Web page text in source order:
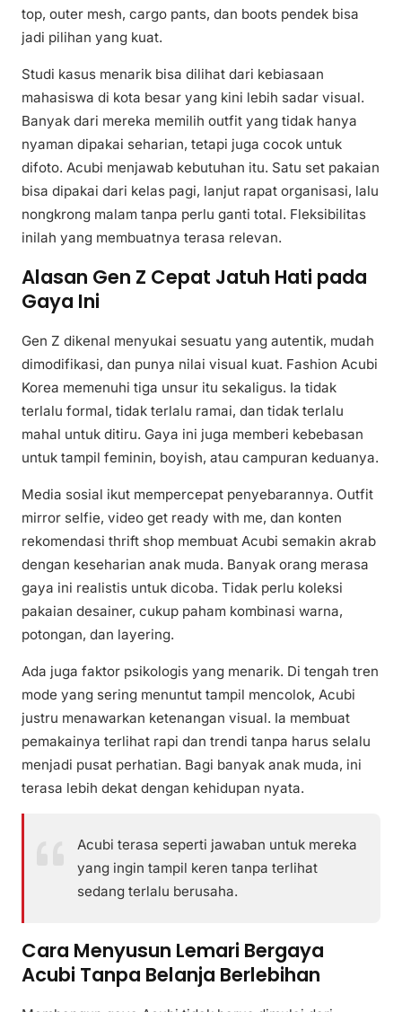
top, outer mesh, cargo pants, dan boots pendek bisa
jadi pilihan yang kuat.
Studi kasus menarik bisa dilihat dari kebiasaan
mahasiswa di kota besar yang kini lebih sadar visual.
Banyak dari mereka memilih outfit yang tidak hanya
nyaman dipakai seharian, tetapi juga cocok untuk
difoto. Acubi menjawab kebutuhan itu. Satu set pakaian
bisa dipakai dari kelas pagi, lanjut rapat organisasi, lalu
nongkrong malam tanpa perlu ganti total. Fleksibilitas
inilah yang membuatnya terasa relevan.
Alasan Gen Z Cepat Jatuh Hati pada
Gaya Ini
Gen Z dikenal menyukai sesuatu yang autentik, mudah
dimodifikasi, dan punya nilai visual kuat. Fashion Acubi
Korea memenuhi tiga unsur itu sekaligus. Ia tidak
terlalu formal, tidak terlalu ramai, dan tidak terlalu
mahal untuk ditiru. Gaya ini juga memberi kebebasan
untuk tampil feminin, boyish, atau campuran keduanya.
Media sosial ikut mempercepat penyebarannya. Outfit
mirror selfie, video get ready with me, dan konten
rekomendasi thrift shop membuat Acubi semakin akrab
dengan keseharian anak muda. Banyak orang merasa
gaya ini realistis untuk dicoba. Tidak perlu koleksi
pakaian desainer, cukup paham kombinasi warna,
potongan, dan layering.
Ada juga faktor psikologis yang menarik. Di tengah tren
mode yang sering menuntut tampil mencolok, Acubi
justru menawarkan ketenangan visual. Ia membuat
pemakainya terlihat rapi dan trendi tanpa harus selalu
menjadi pusat perhatian. Bagi banyak anak muda, ini
terasa lebih dekat dengan kehidupan nyata.
Acubi terasa seperti jawaban untuk mereka
yang ingin tampil keren tanpa terlihat
sedang terlalu berusaha.
Cara Menyusun Lemari Bergaya
Acubi Tanpa Belanja Berlebihan